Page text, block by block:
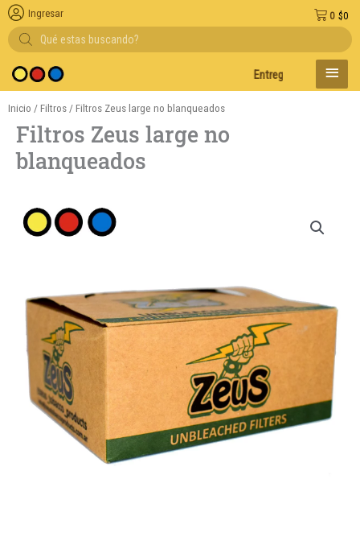
Búsqueda
de
productos
Entregas en el día en
$0
0
Ingresar
MENÚ
Inicio / Filtros / Filtros Zeus large no blanqueados
Filtros Zeus large no
blanqueados